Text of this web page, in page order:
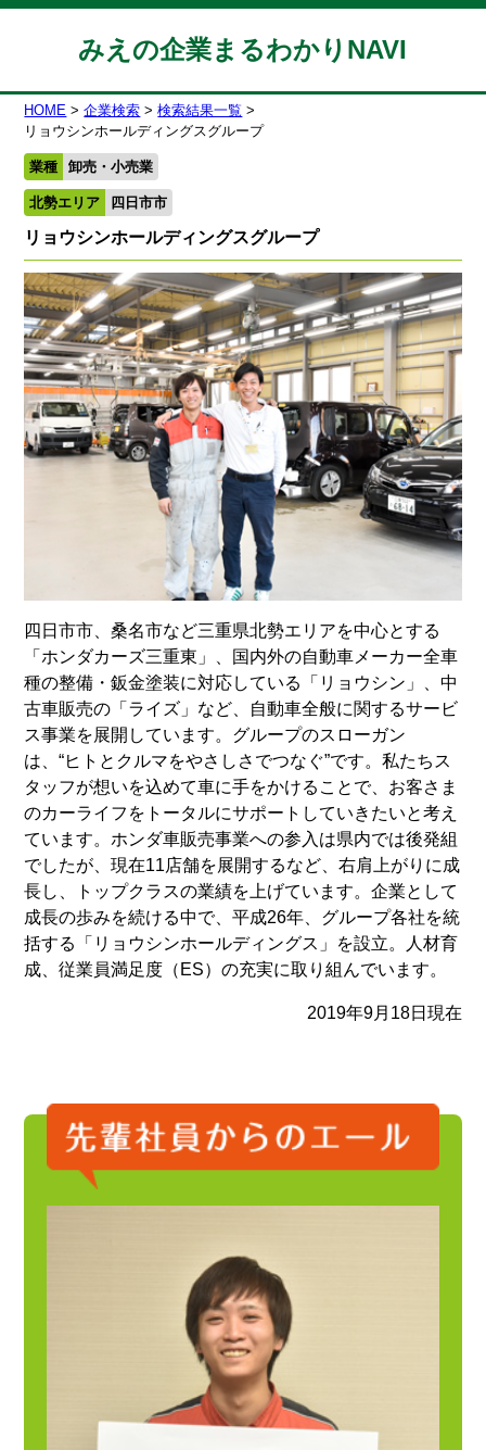
みえの企業まるわかりNAVI
HOME 企業検索
検索結果一覧
リョウシンホールディングスグループ
業種 卸売・小売業
北勢エリア 四日市市
リョウシンホールディングスグループ
四日市市、桑名市など三重県北勢エリアを中心とする
「ホンダカーズ三重東」、国内外の自動車メーカー全車
種の整備・鈑金塗装に対応している「リョウシン」、中
古車販売の「ライズ」など、自動車全般に関するサービ
ス事業を展開しています。グループのスローガン
は、“ヒトとクルマをやさしさでつなぐ”です。私たちス
タッフが想いを込めて車に手をかけることで、お客さま
のカーライフをトータルにサポートしていきたいと考え
ています。ホンダ車販売事業への参入は県内では後発組
でしたが、現在11店舗を展開するなど、右肩上がりに成
長し、トップクラスの業績を上げています。企業として
成長の歩みを続ける中で、平成26年、グループ各社を統
括する「リョウシンホールディングス」を設立。人材育
成、従業員満足度（ES）の充実に取り組んでいます。
2019年9月18日現在